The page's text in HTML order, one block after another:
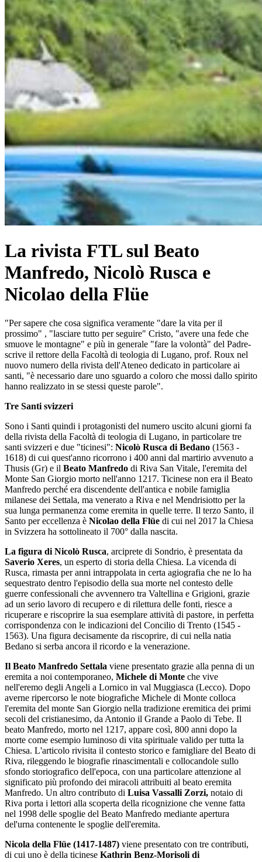
La rivista FTL sul Beato
Manfredo, Nicolò Rusca e
Nicolao della Flüe
"Per sapere che cosa significa veramente "dare la vita per il
prossimo" , "lasciare tutto per seguire" Cristo, "avere una fede che
smuove le montagne" e più in generale "fare la volontà" del Padre-
scrive il rettore della Facoltà di teologia di Lugano, prof. Roux nel
nuovo numero della rivista dell'Ateneo dedicato in particolare ai
santi, "è necessario dare uno sguardo a coloro che mossi dallo spirito
hanno realizzato in se stessi queste parole".
Tre Santi svizzeri
Sono i Santi quindi i protagonisti del numero uscito alcuni giorni fa
della rivista della Facoltà di teologia di Lugano, in particolare tre
santi svizzeri e due "ticinesi": Nicolò Rusca di Bedano (1563 -
1618) di cui quest'anno ricorrono i 400 anni dal martirio avvenuto a
Thusis (Gr) e il Beato Manfredo di Riva San Vitale, l'eremita del
Monte San Giorgio morto nell'anno 1217. Ticinese non era il Beato
Manfredo perché era discendente dell'antica e nobile famiglia
milanese dei Settala, ma venerato a Riva e nel Mendrisiotto per la
sua lunga permanenza come eremita in quelle terre. Il terzo Santo, il
Santo per eccellenza è Nicolao della Flüe di cui nel 2017 la Chiesa
in Svizzera ha sottolineato il 700° dalla nascita.
La figura di Nicolò Rusca, arciprete di Sondrio, è presentata da
Saverio Xeres, un esperto di storia della Chiesa. La vicenda di
Rusca, rimasta per anni intrappolata in certa agiografia che ne lo ha
sequestrato dentro l'episodio della sua morte nel contesto delle
guerre confessionali che avvennero tra Valtellina e Grigioni, grazie
ad un serio lavoro di recupero e di rilettura delle fonti, riesce a
ricuperare e riscoprire la sua esemplare attività di pastore, in perfetta
corrispondenza con le indicazioni del Concilio di Trento (1545 -
1563). Una figura decisamente da riscoprire, di cui nella natia
Bedano si serba ancora il ricordo e la venerazione.
Il Beato Manfredo Settala viene presentato grazie alla penna di un
eremita a noi contemporaneo, Michele di Monte che vive
nell'eremo degli Angeli a Lornico in val Muggiasca (Lecco). Dopo
averne ripercorso le note biografiche Michele di Monte colloca
l'eremita del monte San Giorgio nella tradizione eremitica dei primi
secoli del cristianesimo, da Antonio il Grande a Paolo di Tebe. Il
beato Manfredo, morto nel 1217, appare così, 800 anni dopo la
morte come esempio luminoso di vita spirituale valido per tutta la
Chiesa. L'articolo rivisita il contesto storico e famigliare del Beato di
Riva, rileggendo le biografie rinascimentali e collocandole sullo
sfondo storiografico dell'epoca, con una particolare attenzione al
significato più profondo dei miracoli attribuiti al beato eremita
Manfredo. Un altro contributo di Luisa Vassalli Zorzi, notaio di
Riva porta i lettori alla scoperta della ricognizione che venne fatta
nel 1998 delle spoglie del Beato Manfredo mediante apertura
del'urna contenente le spoglie dell'eremita.
Nicola della Flüe (1417-1487) viene presentato con tre contributi,
di cui uno è della ticinese Kathrin Benz-Morisoli di